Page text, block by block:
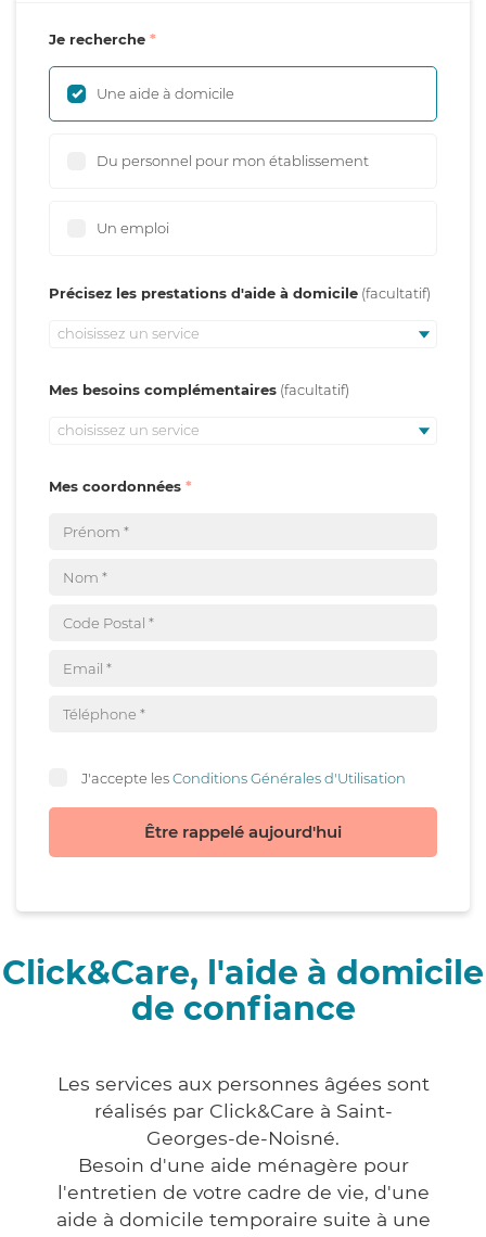
Je recherche
Une aide à domicile
Du personnel pour mon établissement
Un emploi
Précisez les prestations d'aide à domicile
choisissez un service
Mes besoins complémentaires
choisissez un service
Mes coordonnées
J'accepte lesConditions Générales d'Utilisation
Être rappelé aujourd'hui
Click&Care, l'aide à domicile
de confiance
Les services aux personnes âgées sont
réalisés par Click&Care à Saint-
Georges-de-Noisné.
Besoin d'une aide ménagère pour
l'entretien de votre cadre de vie, d'une
aide à domicile temporaire suite à une